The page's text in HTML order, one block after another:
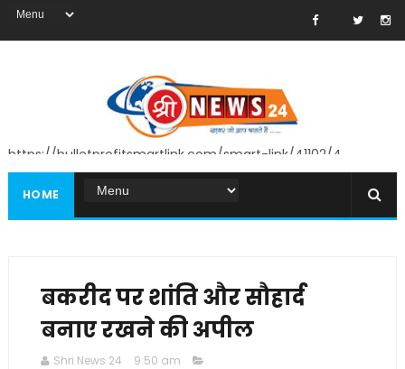
https://bulletprofitsmartlink.com/smart-link/41102/4
HOME
बकरीद पर शांति और सौहार्द
बनाए रखने की अपील
Shri News 24 9:50 am